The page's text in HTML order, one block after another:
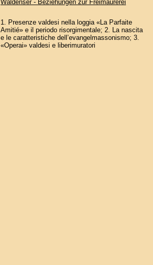
Waldenser - Beziehungen zur Freimaurerei
1. Presenze valdesi nella loggia «La Parfaite
Amitié» e il periodo risorgimentale; 2. La nascita
e le caratteristiche dell’evangelmassonismo; 3.
«Operai» valdesi e liberimuratori